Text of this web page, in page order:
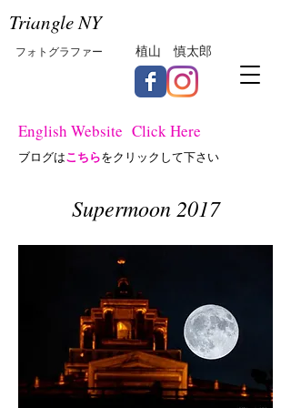
Triangle NY
フォトグラファー 植山 慎太郎
English Website Click Here
ブログはこちらをクリックして下さい
Supermoon 2017